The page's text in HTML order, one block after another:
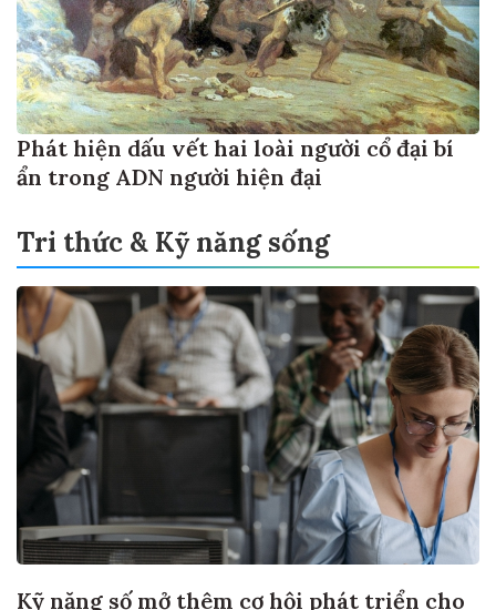
Phát hiện dấu vết hai loài người cổ đại bí
ẩn trong ADN người hiện đại
Tri thức & Kỹ năng sống
Kỹ năng số mở thêm cơ hội phát triển cho